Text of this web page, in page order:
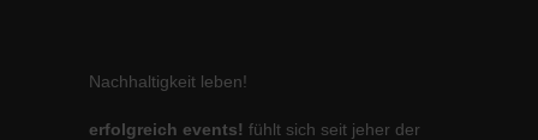
Nachhaltigkeit leben!
erfolgreich events! fühlt sich seit jeher der
Besucher über Websites hinweg verfolgen.
Cookie-Informationen anzeigen